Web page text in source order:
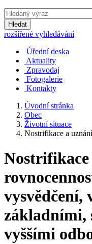
Hledat
rozšířené vyhledávání
Úřední deska
Aktuality
Zpravodaj
Fotogalerie
Kontakty
Úvodní stránka
Obec
Životní situace
Nostrifikace a
vysvědčení,
základními,
vyššími